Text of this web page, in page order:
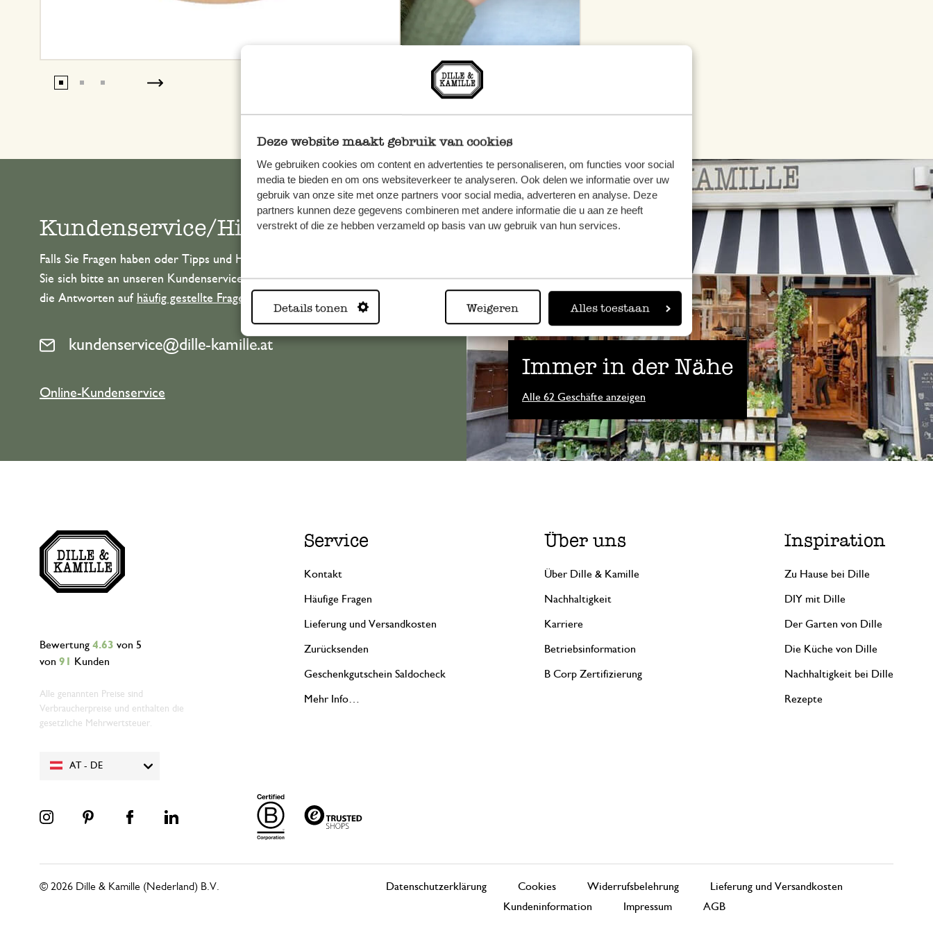
Deze website maakt gebruik van cookies
We gebruiken cookies om content en advertenties te personaliseren, om functies voor social
media te bieden en om ons websiteverkeer te analyseren. Ook delen we informatie over uw
gebruik van onze site met onze partners voor social media, adverteren en analyse. Deze
partners kunnen deze gegevens combineren met andere informatie die u aan ze heeft
verstrekt of die ze hebben verzameld op basis van uw gebruik van hun services.
Details tonen Weigeren Alles toestaan
Immer in der Nähe
Alle 62 Geschäfte anzeigen
Kundenservice/Hilfe
Falls Sie Fragen haben oder Tipps und Hilfe brauchen, wenden
Sie sich bitte an unseren Kundenservice. Oder lesen Sie hier
die Antworten auf häufig gestellte Fragen
kundenservice@dille-kamille.at
Online-Kundenservice
AT - DE
Bewertung 4.63 von 5
von 91 Kunden
Alle genannten Preise sind
Verbraucherpreise und enthalten die
gesetzliche Mehrwertsteuer.
Service
Kontakt
Häufige Fragen
Lieferung und Versandkosten
Zurücksenden
Geschenkgutschein Saldocheck
Mehr Info…
Über uns
Über Dille & Kamille
Nachhaltigkeit
Karriere
Betriebsinformation
B Corp Zertifizierung
Inspiration
Zu Hause bei Dille
DIY mit Dille
Der Garten von Dille
Die Küche von Dille
Nachhaltigkeit bei Dille
Rezepte
Datenschutzerklärung Cookies Widerrufsbelehrung
Lieferung und Versandkosten
Kundeninformation
Impressum AGB
© 2026 Dille & Kamille (Nederland) B.V.